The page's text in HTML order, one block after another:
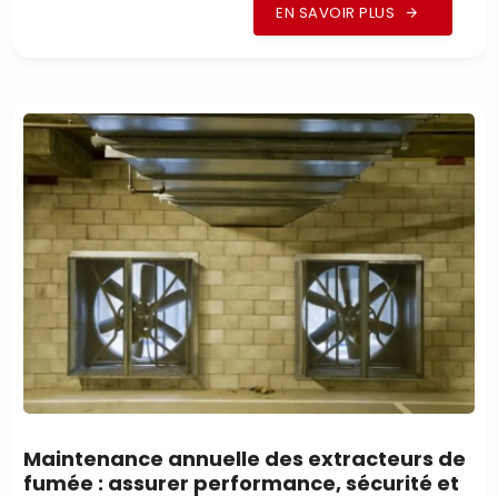
EN SAVOIR PLUS
Maintenance annuelle des extracteurs de
fumée : assurer performance, sécurité et